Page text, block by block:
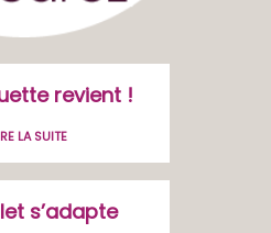
revient !
LA SUITE
s’adapte